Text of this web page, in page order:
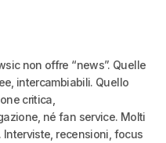
non offre “news”. Quelle
intercambiabili. Quello
critica,
né fan service. Molti
recensioni, focus